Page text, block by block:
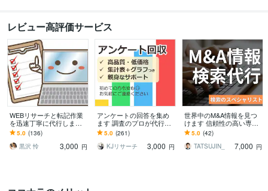
レビュー高評価サービス
WEBリサーチと転記作業
を迅速丁寧に代行します
返信・見積り早め◎土日
祝や夜も対応可
5.0 (136)
黒沢 怜
3,000 円
アンケートの回答を集め
ます 調査のプロが代行し
ます アンケート/ブログ記
事/商品・事業開発/卒論/プ
レスリリース
5.0 (261)
KJリサーチ
3,000 円
世界中のM&A情報を見つ
けます 信頼性の高い専門
データベースを活用し、
精選した情報を提供
5.0 (42)
TATSUJIN_
7,000 円